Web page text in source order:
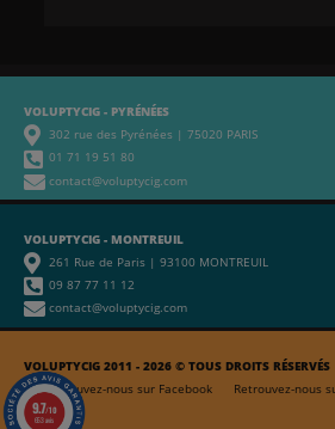
VOLUPTYCIG - PYRÉNÉES
302 rue des Pyrénées | 75020 PARIS
01 71 19 51 80
contact@voluptycig.com
VOLUPTYCIG 2011 - 2026 © TOUS DROITS RÉSERVÉS
Retrouvez-nous sur Facebook
Retrouvez-nous
VOLUPTYCIG - MONTREUIL
261 Rue de Paris | 93100 MONTREUIL
09 87 77 11 12
contact@voluptycig.com
9.7/10
653 avis